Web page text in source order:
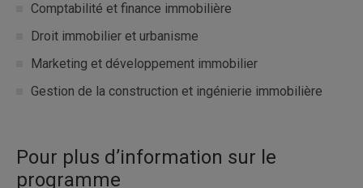
Comptabilité et finance immobilière
Droit immobilier et urbanisme
Marketing et développement immobilier
Gestion de la construction et ingénierie immobilière
Pour plus d’information sur le
programme